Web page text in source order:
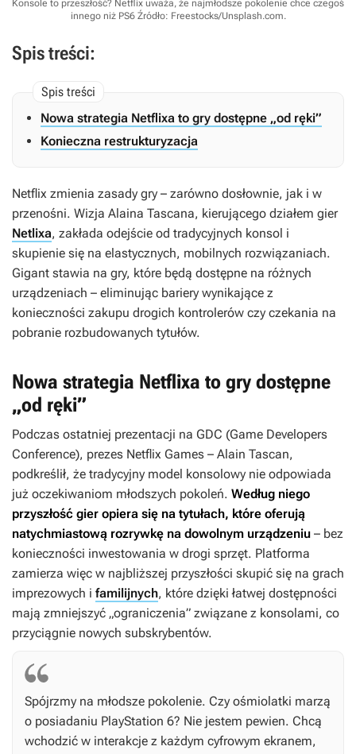
Konsole to przeszłość? Netflix uważa, że najmłodsze pokolenie chce czegoś
innego niż PS6 Źródło: Freestocks/Unsplash.com.
Spis treści:
Nowa strategia Netflixa to gry dostępne „od ręki”
Konieczna restrukturyzacja
Netflix zmienia zasady gry – zarówno dosłownie, jak i w
przenośni. Wizja Alaina Tascana, kierującego działem gier
Netlixa, zakłada odejście od tradycyjnych konsol i
skupienie się na elastycznych, mobilnych rozwiązaniach.
Gigant stawia na gry, które będą dostępne na różnych
urządzeniach – eliminując bariery wynikające z
konieczności zakupu drogich kontrolerów czy czekania na
pobranie rozbudowanych tytułów.
Nowa strategia Netflixa to gry dostępne
„od ręki”
Podczas ostatniej prezentacji na GDC (Game Developers
Conference), prezes Netflix Games – Alain Tascan,
podkreślił, że tradycyjny model konsolowy nie odpowiada
już oczekiwaniom młodszych pokoleń. Według niego
przyszłość gier opiera się na tytułach, które oferują
natychmiastową rozrywkę na dowolnym urządzeniu – bez
konieczności inwestowania w drogi sprzęt. Platforma
zamierza więc w najbliższej przyszłości skupić się na grach
imprezowych i familijnych, które dzięki łatwej dostępności
mają zmniejszyć „ograniczenia” związane z konsolami, co
przyciągnie nowych subskrybentów.
Spójrzmy na młodsze pokolenie. Czy ośmiolatki marzą
o posiadaniu PlayStation 6? Nie jestem pewien. Chcą
wchodzić w interakcje z każdym cyfrowym ekranem,